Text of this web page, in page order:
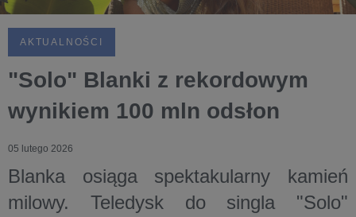
AKTUALNOŚCI
"Solo" Blanki z rekordowym
wynikiem 100 mln odsłon
05 lutego 2026
Blanka osiąga spektakularny kamień
milowy. Teledysk do singla "Solo"